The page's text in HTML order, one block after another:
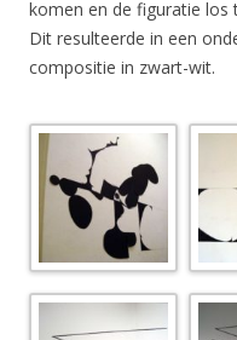
komen en de figuratie los
Dit resulteerde in een
compositie in zwart-wit.